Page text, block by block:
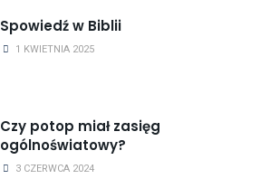
Spowiedź w Biblii
1 KWIETNIA 2025
Czy potop miał zasięg
ogólnoświatowy?
3 CZERWCA 2024